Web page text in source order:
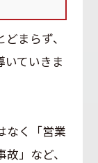
まらず、
ていきま
なく「営業
」など、